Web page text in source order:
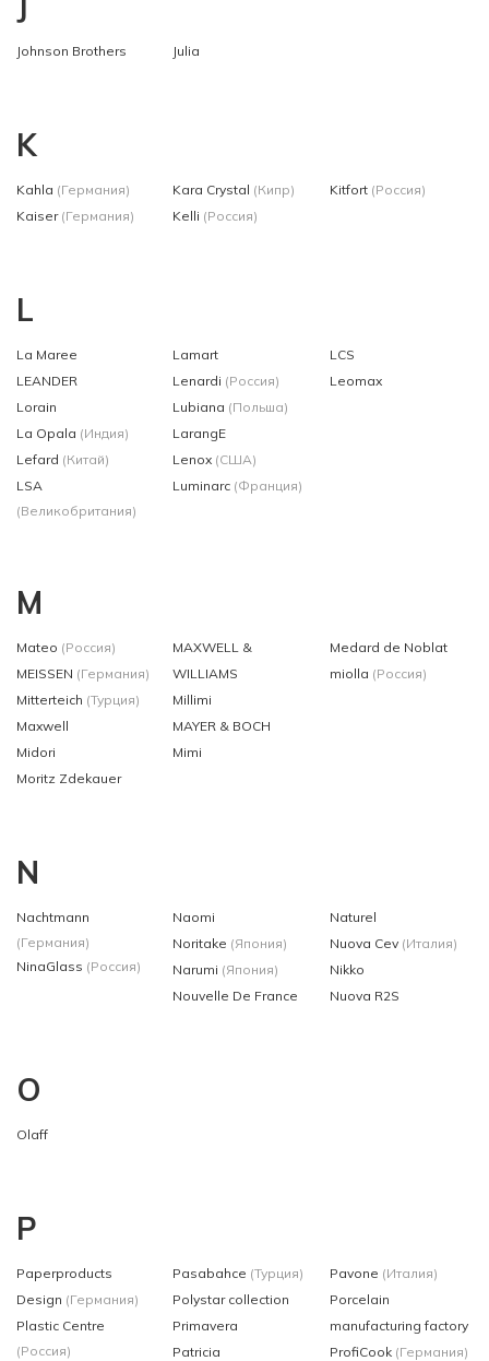
Johnson Brothers Julia
K
Kahla (Германия)
Kaiser (Германия)
Kara Crystal (Кипр)
Kelli (Россия)
Kitfort (Россия)
L
La Maree
LEANDER
Lorain
La Opala (Индия)
Lefard (Китай)
LSA
(Великобритания)
Lamart
Lenardi (Россия)
Lubiana (Польша)
LarangE
Lenox (США)
Luminarc (Франция)
LCS
Leomax
M
Mateo (Россия)
MEISSEN (Германия)
Mitterteich (Турция)
Maxwell
Midori
Moritz Zdekauer
MAXWELL &
WILLIAMS
Millimi
MAYER & BOCH
Mimi
Medard de Noblat
miolla (Россия)
N
Nachtmann
(Германия)
NinaGlass (Россия)
Naomi
Noritake (Япония)
Narumi (Япония)
Nouvelle De France
Naturel
Nuova Cev (Италия)
Nikko
Nuova R2S
O
Olaff
P
Paperproducts
Design (Германия)
Plastic Centre
(Россия)
Pasabahce (Турция)
Polystar collection
Primavera
Patricia
Pavone (Италия)
Porcelain
manufacturing factory
ProfiCook (Германия)